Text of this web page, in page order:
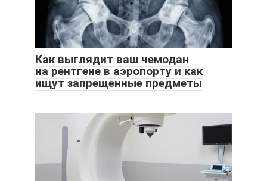
Как выглядит ваш чемодан
на рентгене в аэропорту и как
ищут запрещенные предметы